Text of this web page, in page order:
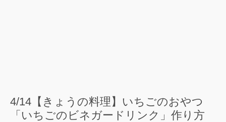
4/14【きょうの料理】いちごのおやつ
「いちごのビネガードリンク」作り方